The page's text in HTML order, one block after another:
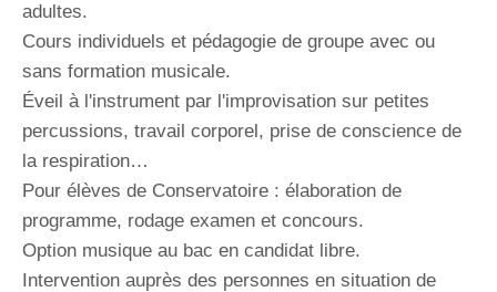
adultes.
Cours individuels et pédagogie de groupe avec ou
sans formation musicale.
Éveil à l'instrument par l'improvisation sur petites
percussions, travail corporel, prise de conscience de
la respiration…
Pour élèves de Conservatoire : élaboration de
programme, rodage examen et concours.
Option musique au bac en candidat libre.
Intervention auprès des personnes en situation de